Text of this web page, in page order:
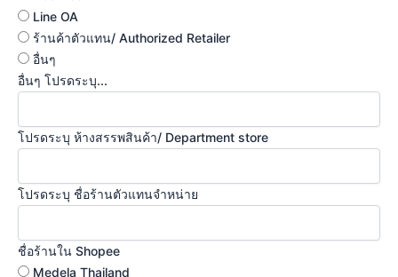
Line OA
ร้านค้าตัวแทน/ Authorized Retailer
อื่นๆ
อื่นๆ โปรดระบุ...
โปรดระบุ ห้างสรรพสินค้า/ Department store
โปรดระบุ ชื่อร้านตัวแทนจำหน่าย
ชื่อร้านใน Shopee
Medela Thailand